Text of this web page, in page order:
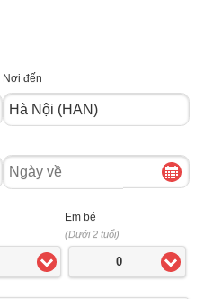
Nơi đến
Ngày
về
Em bé
(Dưới 2 tuổi)
0